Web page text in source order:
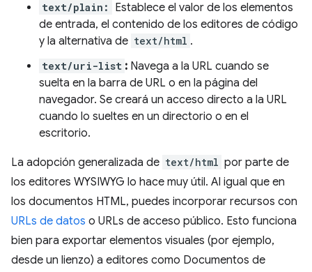
text/plain:
Establece el valor de los elementos
de entrada, el contenido de los editores de código
y la alternativa de text/html .
text/uri-list : Navega a la URL cuando se
suelta en la barra de URL o en la página del
navegador. Se creará un acceso directo a la URL
cuando lo sueltes en un directorio o en el
escritorio.
La adopción generalizada de text/html por parte de
los editores WYSIWYG lo hace muy útil. Al igual que en
los documentos HTML, puedes incorporar recursos con
URLs de datos o URLs de acceso público. Esto funciona
bien para exportar elementos visuales (por ejemplo,
desde un lienzo) a editores como Documentos de